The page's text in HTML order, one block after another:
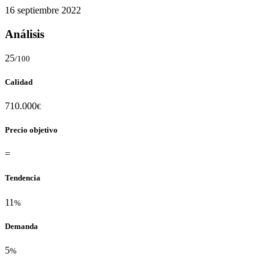
16 septiembre 2022
Análisis
25/100
Calidad
710.000€
Precio objetivo
=
Tendencia
11 %
Demanda
5%